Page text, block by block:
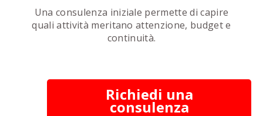
Una consulenza iniziale permette di capire
quali attività meritano attenzione, budget e
continuità.
Richiedi una
consulenza